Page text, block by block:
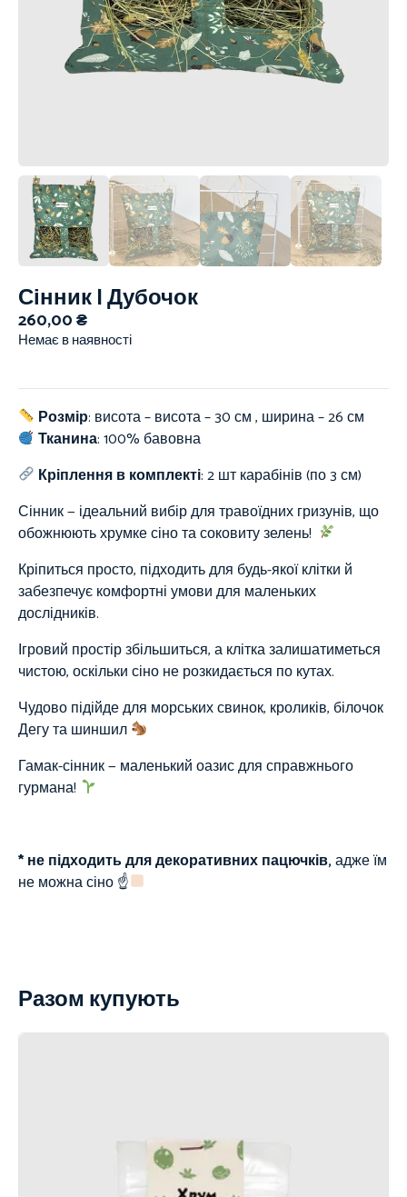
Сінник | Дубочок
260,00₴
Немає в наявності
Розмір: висота – висота – 30 см , ширина – 26 см
Тканина:100% бавовна
Кріплення в комплекті: 2 шт карабінів (по 3 см)
Сінник — ідеальний вибір для травоїдних гризунів, що
обожнюють хрумке сіно та соковиту зелень!
Кріпиться просто, підходить для будь-якої клітки й
забезпечує комфортні умови для маленьких
дослідників.
Ігровий простір збільшиться, а клітка залишатиметься
чистою, оскільки сіно не розкидається по кутах.
Чудово підійде для морських свинок, кроликів, білочок
Дегу та шиншил
Гамак-сінник — маленький оазис для справжнього
гурмана!
* не підходить для декоративних пацючків,адже їм
не можна сіно ☝
Разом купують